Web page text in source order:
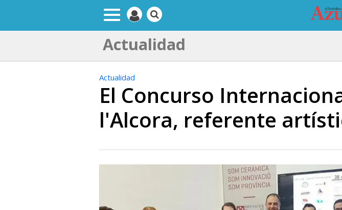
Actualidad
Actualidad
El Concurso
l'Alcora, referente